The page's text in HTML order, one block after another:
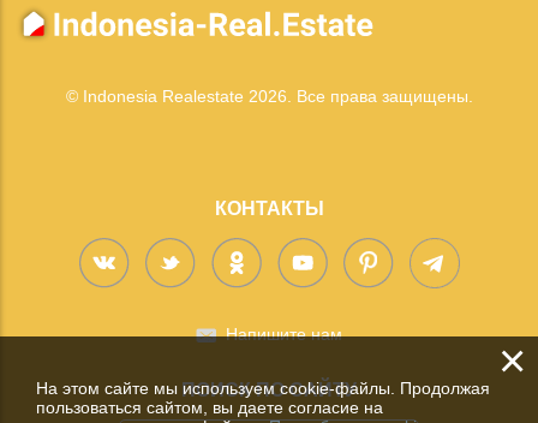
© Indonesia Realestate 2026. Все права защищены.
КОНТАКТЫ
Напишите нам
ПОИСК ПО САЙТУ
×
На этом сайте мы используем cookie-файлы. Продолжая
пользоваться сайтом, вы даете согласие на